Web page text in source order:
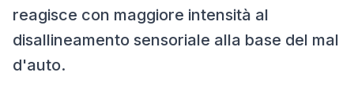
reagisce con maggiore intensità al
disallineamento sensoriale alla base del mal
d'auto.